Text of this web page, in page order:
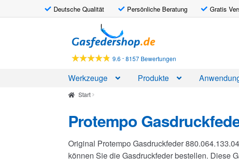
Deutsche Qualität Persönliche Beratung Gratis
Navigation
springen
Inhalt
springen
9.6 -8157 Bewertungen
Werkzeuge Produkte
Start
Protempo
Original Protempo Gasdruckfeder
können Sie die Gasdruckfeder bestellen. Diese